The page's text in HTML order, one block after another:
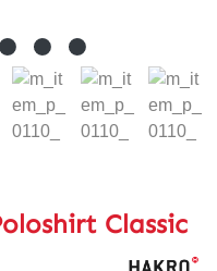
Classic